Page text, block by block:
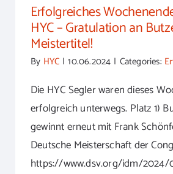
Erfolgreiches
HYC – Gratulation an
Meistertitel!
By HYC | 10.06.2024 | Categories:
Die HYC Segler waren dieses
erfolgreich unterwegs. Platz 1)
gewinnt erneut mit Frank
Deutsche Meisterschaft der
https://www.dsv.org/idm/